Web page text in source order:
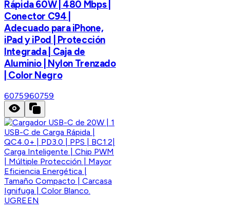
Rápida 60W | 480 Mbps |
Conector C94 |
Adecuado para iPhone,
iPad y iPod | Protección
Integrada | Caja de
Aluminio | Nylon Trenzado
| Color Negro
6075960759
UGREEN